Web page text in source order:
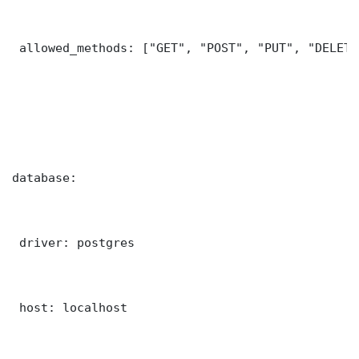
allowed_methods: ["GET", "POST", "PUT",
database:
driver: postgres
host: localhost